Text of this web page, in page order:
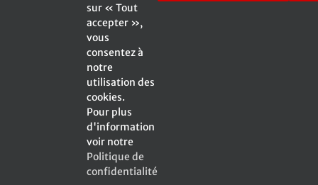
© Copyright -2026 Emmanuelle Caplette | All Rights
Reserved | A Web Site by
Facebook
X
sur « Tout
accepter »,
vous
consentez à
notre
utilisation des
cookies.
Pour plus
d'information
voir notre
Politique de
confidentialité